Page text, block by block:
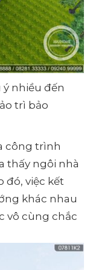
nhiều đến
trì bảo
công trình
thấy ngôi nhà
đó, việc kết
khác nhau
vô cùng chắc